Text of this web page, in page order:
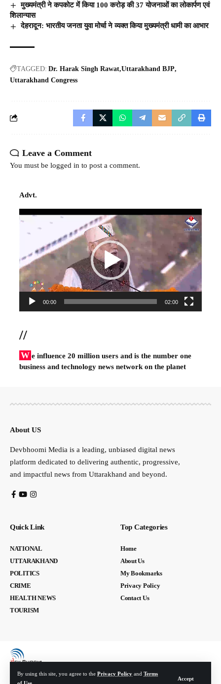
By using this site, you agree to the Privacy Policy and Terms
Accept
मुख्यमंत्री ने कपकोट में किया 100 करोड़ की 37 योजनाओं का लोकार्पण एवं
शिलान्यास
देहरादून: भारतीय जनता युवा मोर्चा ने व्यक्त किया मुख्यमंत्री धामी का आभार
TAGGED: Dr. Harak Singh Rawat Uttarakhand BJP
Uttarakhand Congress
Leave a Comment
You must be logged in to post a comment.
Advt.
Video
00:00 02:00
//
W e influence 20 million users and is the number one
business and technology news network on the planet
About US
Devbhoomi Media is a leading, unbiased digital news
platform dedicated to delivering authentic, progressive,
and impactful news from Uttarakhand and beyond.
Quick Link
NATIONAL
UTTARAKHAND
POLITICS
CRIME
HEALTH NEWS
TOURISM
Top Categories
Home
About Us
My Bookmarks
Privacy Policy
Contact Us